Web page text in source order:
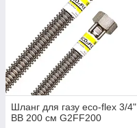
Шланг для газу eco-flex 3/4"
ВВ 200 см G2FF200